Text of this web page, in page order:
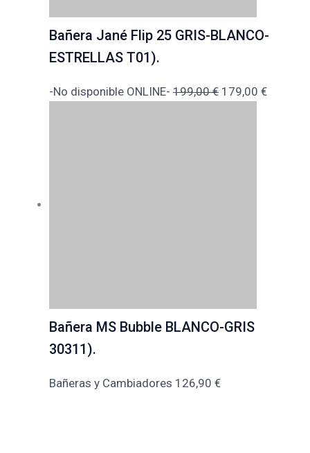
Bañera Jané Flip 25 GRIS-BLANCO-
ESTRELLAS T01).
-No disponible ONLINE- 199,00€ 179,00 €
Bañera MS Bubble BLANCO-GRIS
30311).
Bañeras y Cambiadores 126,90 €